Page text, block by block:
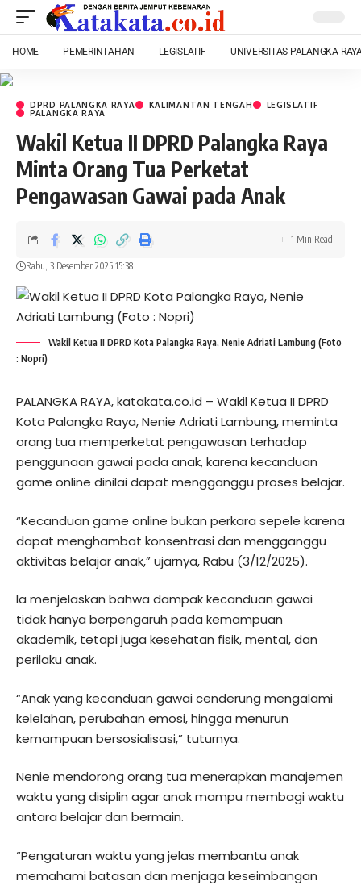
HOME PEMERINTAHAN LEGISLATIF UNIVERSITAS PALANGKA
DPRD PALANGKA RAYA KALIMANTAN TENGAH
LEGISLATIF
PALANGKA RAYA
Wakil Ketua II DPRD Palangka Raya
Minta Orang Tua Perketat
Pengawasan Gawai pada Anak
Rabu, 3 Desember 2025 15:38
1 Min Read
Wakil Ketua II DPRD Kota Palangka Raya, Nenie Adriati Lambung (Foto
: Nopri)
PALANGKA RAYA, katakata.co.id – Wakil Ketua II DPRD
Kota Palangka Raya, Nenie Adriati Lambung, meminta
orang tua memperketat pengawasan terhadap
penggunaan gawai pada anak, karena kecanduan
game online dinilai dapat mengganggu proses belajar.
“Kecanduan game online bukan perkara sepele karena
dapat menghambat konsentrasi dan mengganggu
aktivitas belajar anak,” ujarnya, Rabu (3/12/2025).
Ia menjelaskan bahwa dampak kecanduan gawai
tidak hanya berpengaruh pada kemampuan
akademik, tetapi juga kesehatan fisik, mental, dan
perilaku anak.
“Anak yang kecanduan gawai cenderung mengalami
kelelahan, perubahan emosi, hingga menurun
kemampuan bersosialisasi,” tuturnya.
Nenie mendorong orang tua menerapkan manajemen
waktu yang disiplin agar anak mampu membagi waktu
antara belajar dan bermain.
“Pengaturan waktu yang jelas membantu anak
memahami batasan dan menjaga keseimbangan